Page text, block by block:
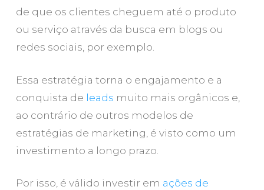
de que os clientes cheguem até o produto
ou serviço através da busca em blogs ou
redes sociais, por exemplo.
Essa estratégia torna o engajamento e a
conquista de leads muito mais orgânicos e,
ao contrário de outros modelos de
estratégias de marketing, é visto como um
investimento a longo prazo.
Por isso, é válido investir em ações de